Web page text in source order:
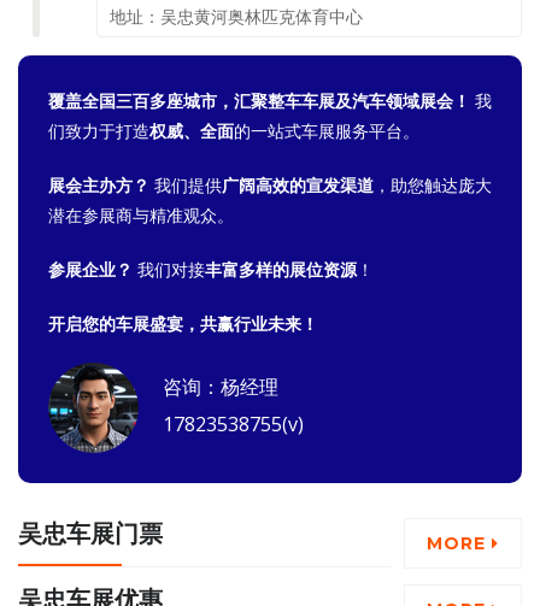
地址：吴忠黄河奥林匹克体育中心
覆盖全国三百多座城市，汇聚整车车展及汽车领域展会！ 我
们致力于打造权威、全面的一站式车展服务平台。
展会主办方？ 我们提供广阔高效的宣发渠道 ，助您触达庞大
潜在参展商与精准观众。
参展企业？ 我们对接丰富多样的展位资源！
开启您的车展盛宴，共赢行业未来！
咨询：杨经理
17823538755(v)
吴忠车展门票 MORE
吴忠车展优惠